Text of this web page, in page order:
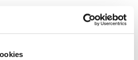
EPI haute visibilité multirisquequi